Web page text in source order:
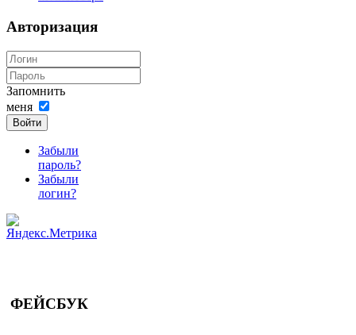
Авторизация
Запомнить
меня
Войти
Забыли
пароль?
Забыли
логин?
ФЕЙСБУК